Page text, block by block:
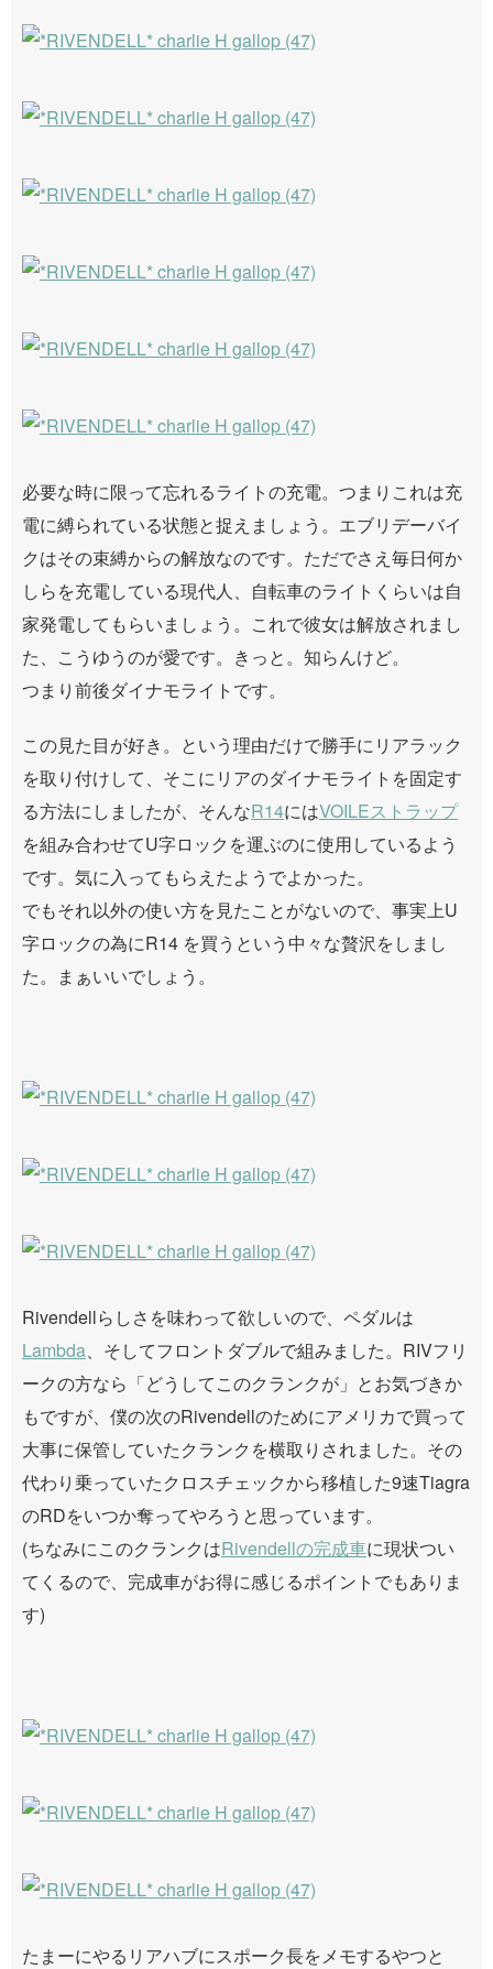
必要な時に限って忘れるライトの充電。つまりこれは充
電に縛られている状態と捉えましょう。エブリデーバイ
クはその束縛からの解放なのです。ただでさえ毎日何か
しらを充電している現代人、自転車のライトくらいは自
家発電してもらいましょう。これで彼女は解放されまし
た、こうゆうのが愛です。きっと。知らんけど。
つまり前後ダイナモライトです。
この見た目が好き。という理由だけで勝手にリアラック
を取り付けして、そこにリアのダイナモライトを固定す
る方法にしましたが、そんなR14にはVOILEストラップ
を組み合わせてU字ロックを運ぶのに使用しているよう
です。気に入ってもらえたようでよかった。
でもそれ以外の使い方を見たことがないので、事実上U
字ロックの為にR14 を買うという中々な贅沢をしまし
た。まぁいいでしょう。
Rivendellらしさを味わって欲しいので、ペダルは
Lambda、そしてフロントダブルで組みました。RIVフリ
ークの方なら「どうしてこのクランクが」とお気づきか
もですが、僕の次のRivendellのためにアメリカで買って
大事に保管していたクランクを横取りされました。その
代わり乗っていたクロスチェックから移植した9速Tiagra
のRDをいつか奪ってやろうと思っています。
(ちなみにこのクランクはRivendellの完成車に現状つい
てくるので、完成車がお得に感じるポイントでもありま
す)
たまーにやるリアハブにスポーク長をメモするやつと